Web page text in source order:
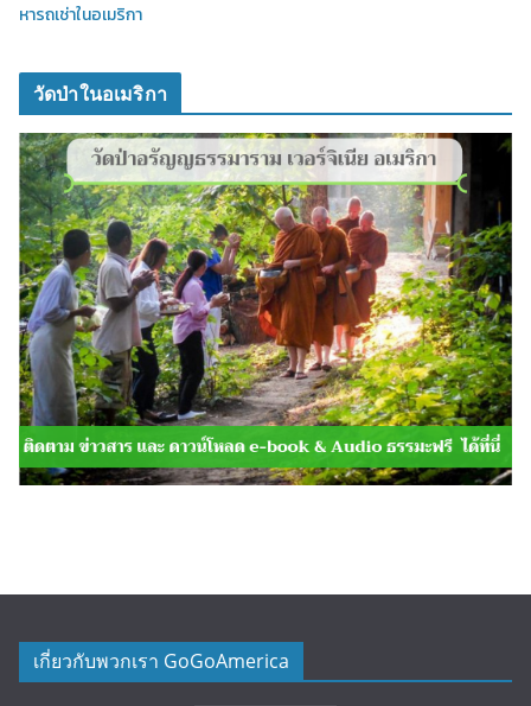
หารถเช่าในอเมริกา
วัดป่าในอเมริกา
เกี่ยวกับพวกเรา GoGoAmerica